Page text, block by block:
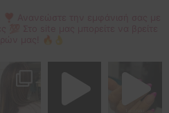
μας! 🔥👌